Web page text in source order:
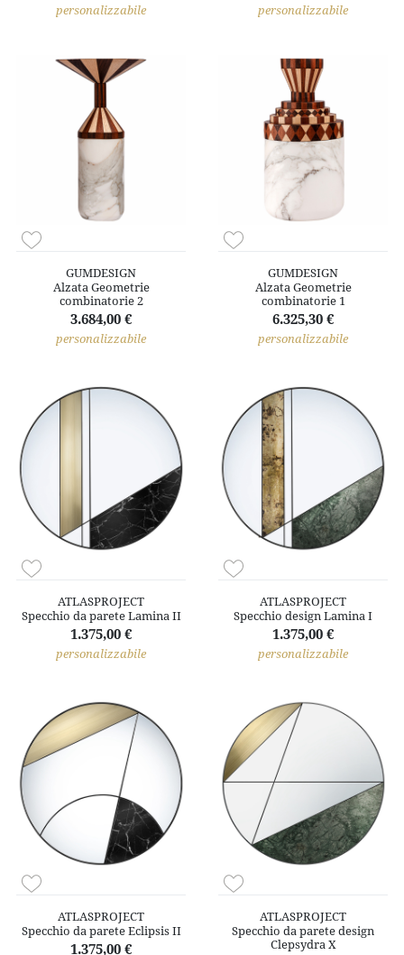
personalizzabile personalizzabile
GUMDESIGN
Alzata Geometrie
combinatorie 2
3.684,00 €
personalizzabile
GUMDESIGN
Alzata Geometrie
combinatorie 1
6.325,30 €
personalizzabile
ATLASPROJECT
Specchio da parete Lamina II
1.375,00 €
personalizzabile
ATLASPROJECT
Specchio design Lamina I
1.375,00 €
personalizzabile
ATLASPROJECT
Specchio da parete Eclipsis II
1.375,00 €
ATLASPROJECT
Specchio da parete design
Clepsydra X